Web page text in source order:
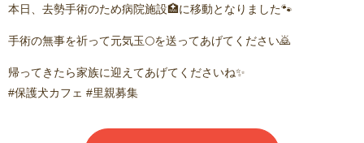
本日、去勢手術のため病院施設🏥に移動となりました🐾
手術の無事を祈って元気玉🌕を送ってあげてください🙇
帰ってきたら家族に迎えてあげてくださいね✨
#保護犬カフェ #里親募集